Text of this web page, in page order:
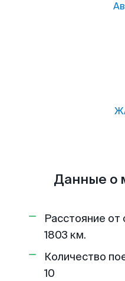
Данные о
Расстояние от
1803 км.
Количество
10